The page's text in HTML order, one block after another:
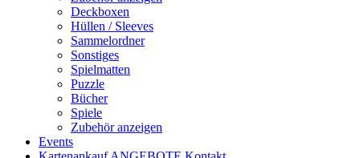
Deckboxen
Hüllen / Sleeves
Sammelordner
Sonstiges
Spielmatten
Puzzle
Bücher
Spiele
Zubehör anzeigen
Events